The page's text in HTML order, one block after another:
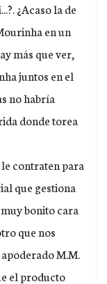
¿Acaso la de
en un
más que ver,
juntos en el
no habría
donde torea
contraten para
que gestiona
muy bonito cara
que nos
M.M.
el producto